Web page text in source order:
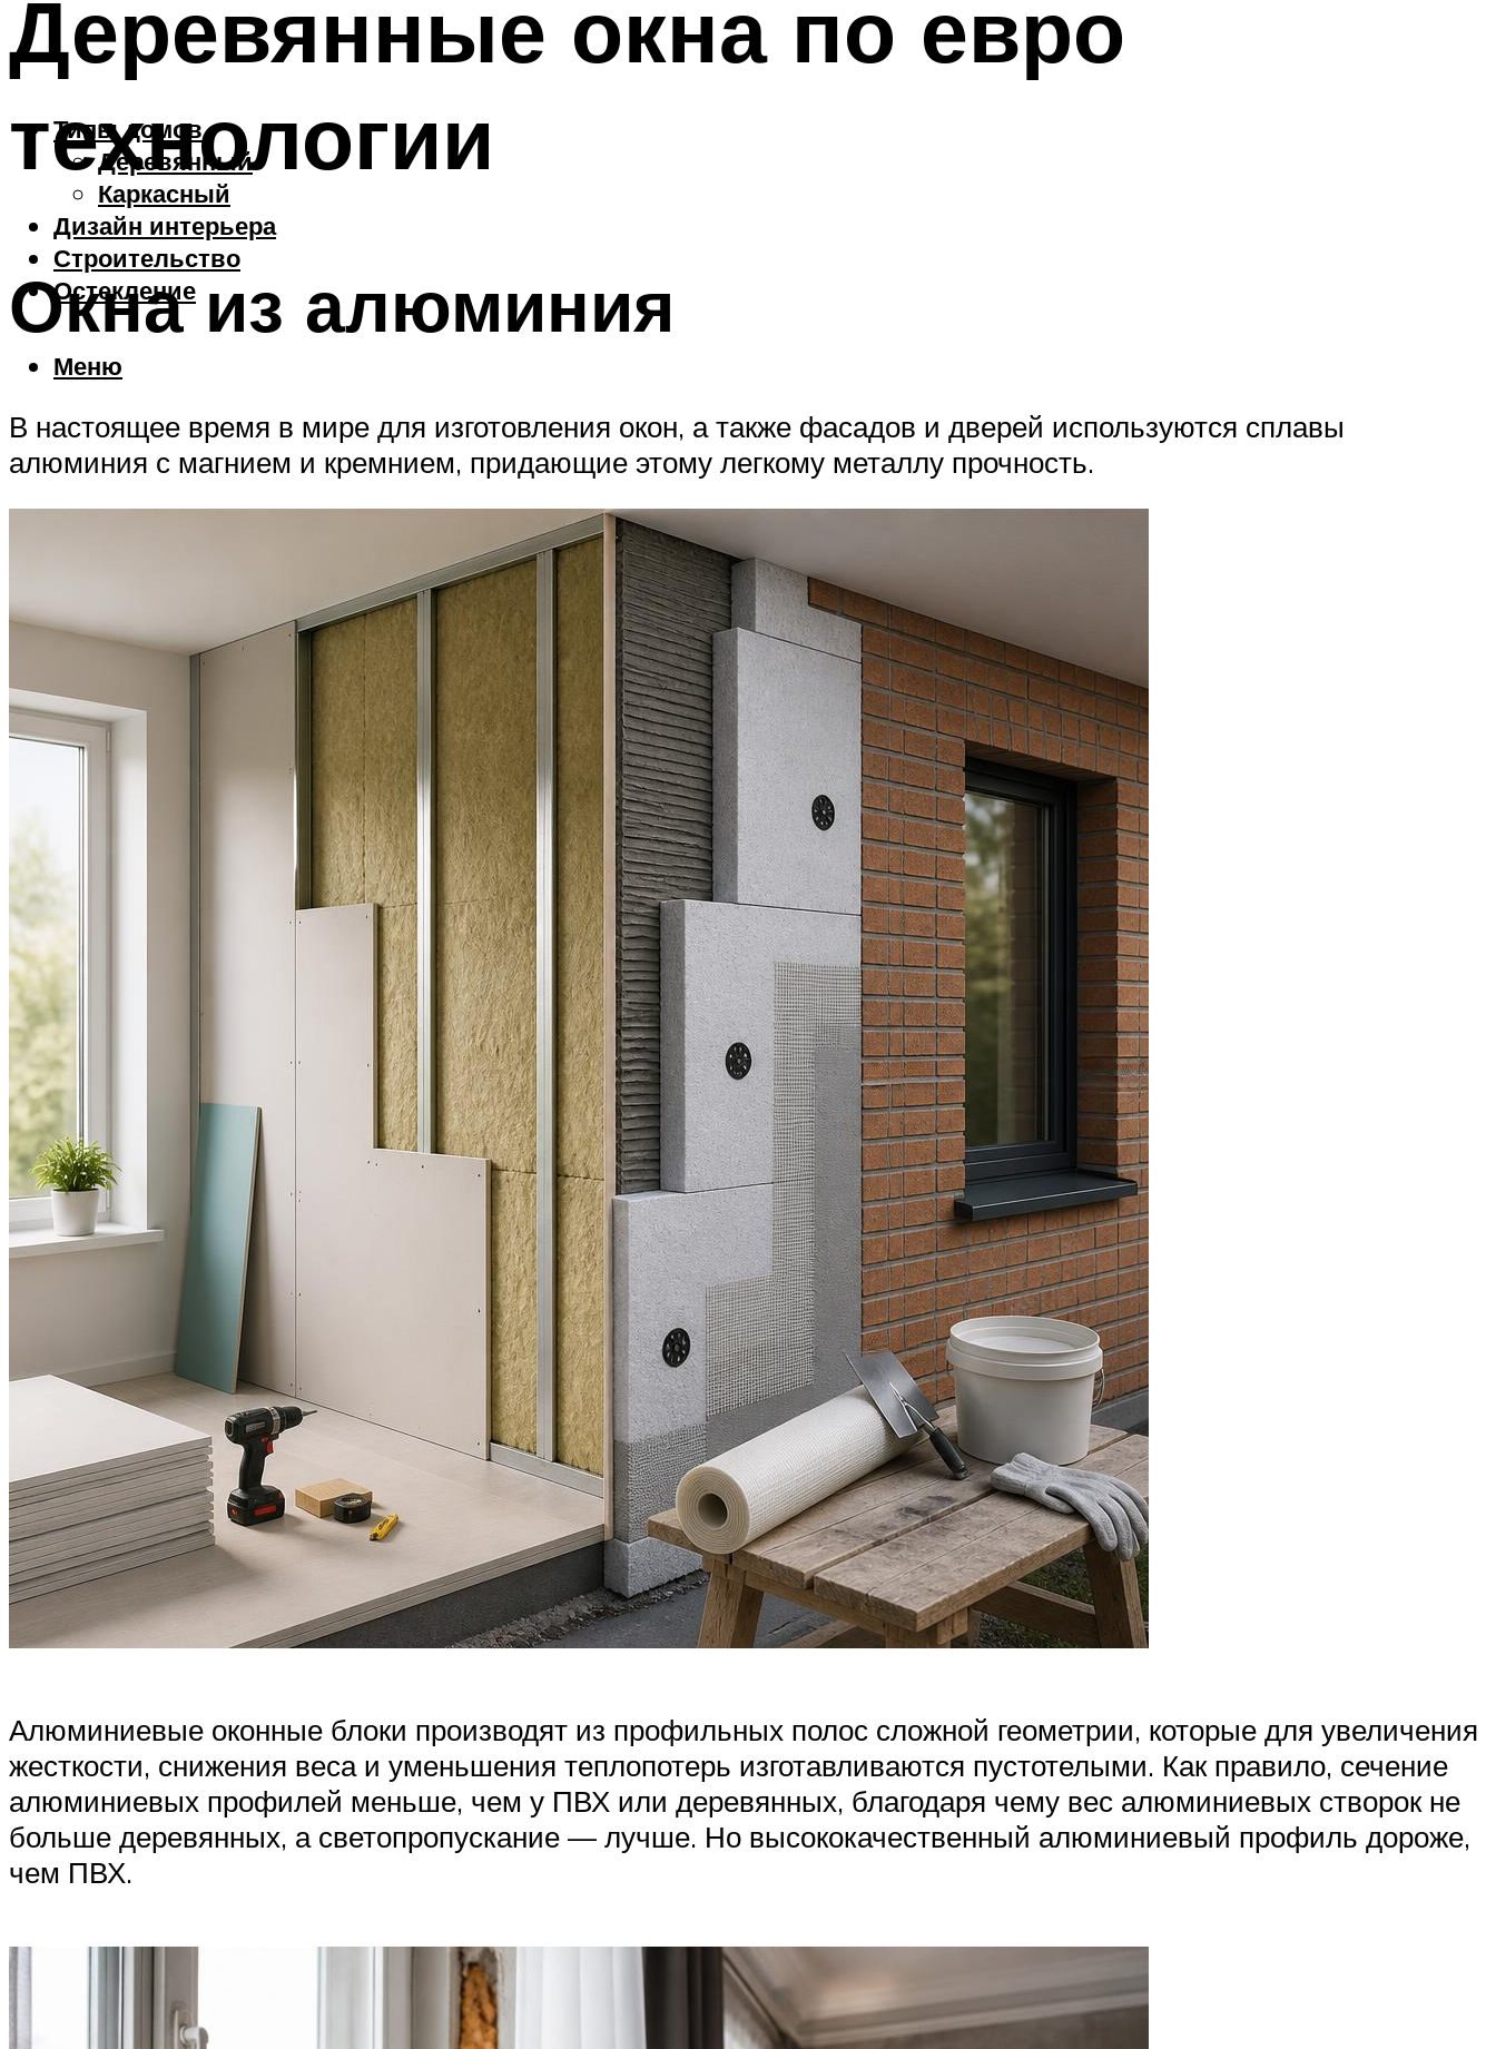
Типы домов
Деревянный
Каркасный
Дизайн интерьера
Строительство
Остекление
Меню
Деревянные окна по евро
технологии
Окна из алюминия
В настоящее время в мире для изготовления окон, а также фасадов и дверей используются сплавы
алюминия с магнием и кремнием, придающие этому легкому металлу прочность.
Алюминиевые оконные блоки производят из профильных полос сложной геометрии, которые для увеличения
жесткости, снижения веса и уменьшения теплопотерь изготавливаются пустотелыми. Как правило, сечение
алюминиевых профилей меньше, чем у ПВХ или деревянных, благодаря чему вес алюминиевых створок не
больше деревянных, а светопропускание — лучше. Но высококачественный алюминиевый профиль дороже,
чем ПВХ.